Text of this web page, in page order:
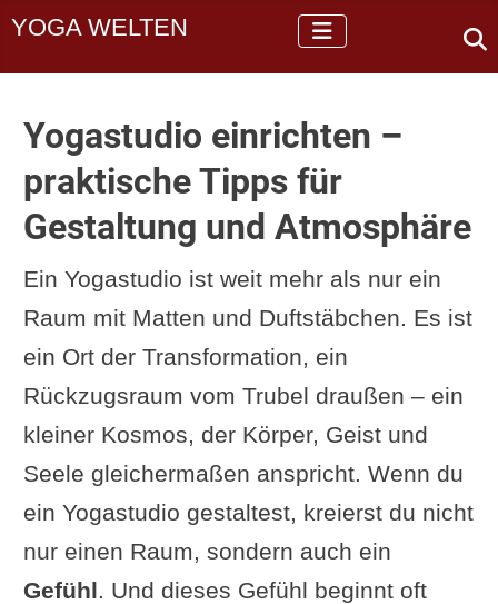
YOGA WELTEN
Yogastudio einrichten –
praktische Tipps für
Gestaltung und Atmosphäre
Ein Yogastudio ist weit mehr als nur ein
Raum mit Matten und Duftstäbchen. Es ist
ein Ort der Transformation, ein
Rückzugsraum vom Trubel draußen – ein
kleiner Kosmos, der Körper, Geist und
Seele gleichermaßen anspricht. Wenn du
ein Yogastudio gestaltest, kreierst du nicht
nur einen Raum, sondern auch ein
Gefühl. Und dieses Gefühl beginnt oft